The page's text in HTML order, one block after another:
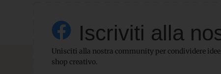
Iscriviti alla
Unisciti alla nostra community per condividere
shop creativo.